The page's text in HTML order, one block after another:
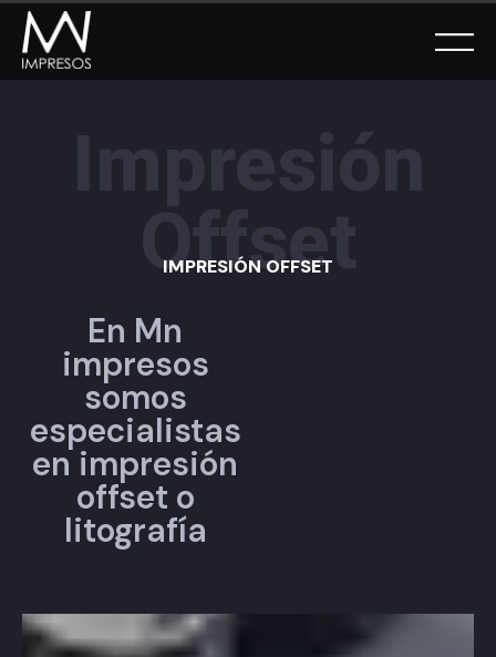
Impresión
Offset
IMPRESIÓN OFFSET
En Mn
impresos
somos
especialistas
en impresión
offset o
litografía